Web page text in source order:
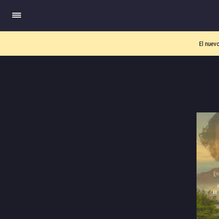
El